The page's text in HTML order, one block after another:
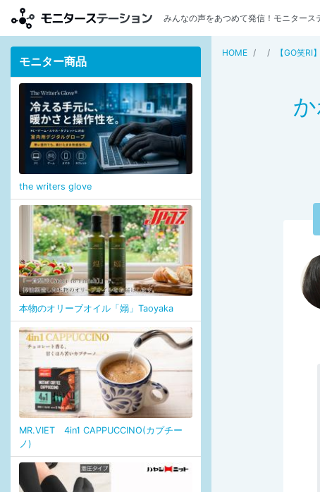
みんなの声をあつめて発信！モニタース
HOME 【GO笑
モニター商品
the writers glove
本物のオリーブオイル「嫋」Taoyaka
MR.VIET 4in1 CAPPUCCINO(カプチー
ノ)